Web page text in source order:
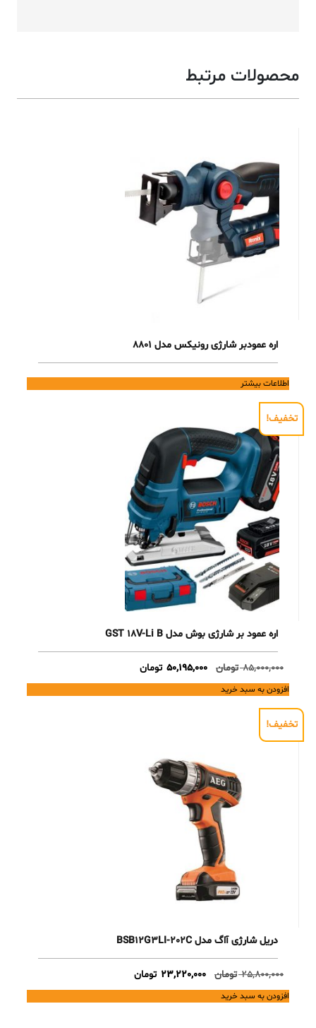
محصولات مرتبط
اره عمودبر شارژی رونیکس مدل 8801
اطلاعات بیشتر
تخفیف!
اره عمود بر شارژی بوش مدل GST 18V-Li B
85,000,000 تومان
Original
price
was:
50,195,000 تومانCurrent
price
is:
افزودن به سبد خرید
تخفیف!
دریل شارژی آاگ مدل BSB12G3LI-202C
25,800,000 تومان
Original
price
was:
23,220,000 تومانCurrent
price
is:
افزودن به سبد خرید